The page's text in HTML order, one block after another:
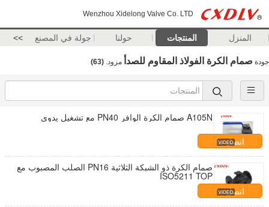
Wenzhou Xidelong Valve Co. LTD
المنزل المنتجات حولنا جولة في المصنع >>
جودة صمام الكرة الفولاذ المقاوم للصدأ مزود. (63)
A105N صمام الكرة الوافر PN40 مع تشغيل يدوي
اتصل بنا
صمام الكرة ذو الشبكة الثلاثية PN16 الصلب المصبوب مع
ISO5211 TOP
اتصل بنا